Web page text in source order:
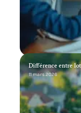
Différence entre
11 mars 2026